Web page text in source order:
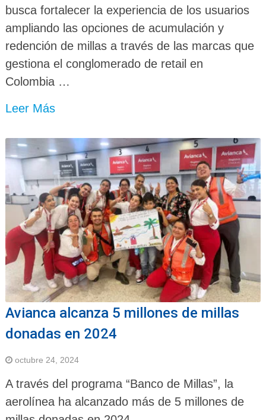
busca fortalecer la experiencia de los usuarios
ampliando las opciones de acumulación y
redención de millas a través de las marcas que
gestiona el conglomerado de retail en
Colombia …
Leer Más
Avianca alcanza 5 millones de millas
donadas en 2024
octubre 24, 2024
A través del programa “Banco de Millas”, la
aerolínea ha alcanzado más de 5 millones de